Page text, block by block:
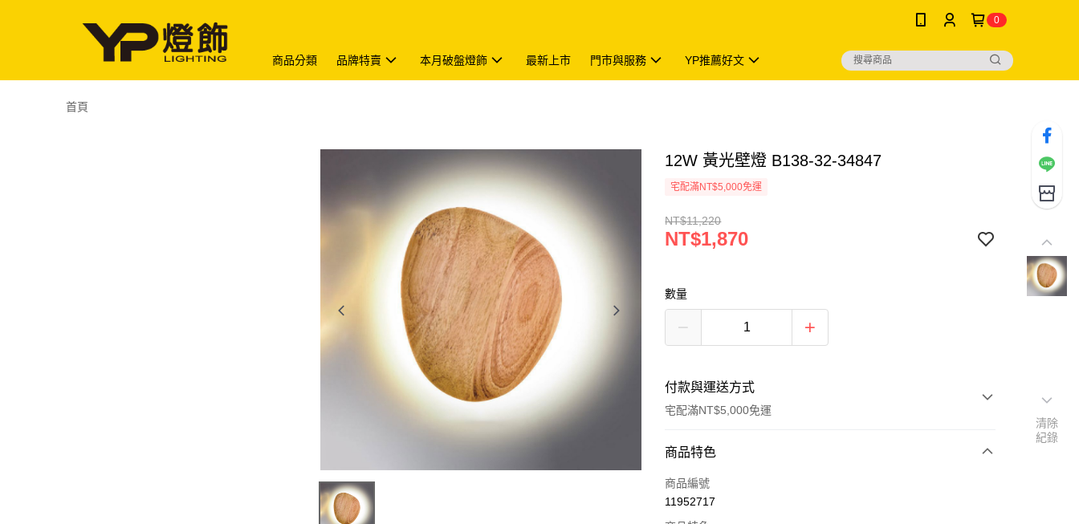
0
商品分類 品牌特賣 本月破盤燈飾 最新上市 門市與服務 YP推薦好文
首頁
12W 黃光壁燈 B138-32-34847
宅配滿NT$5,000免運
NT$11,220
NT$1,870
數量
付款與運送方式
宅配滿NT$5,000免運
付款方式
信用卡一次付款
商品特色
商品編號
11952717
清除
紀錄